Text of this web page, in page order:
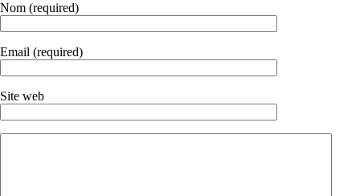
Nom (required)
Email (required)
Site web